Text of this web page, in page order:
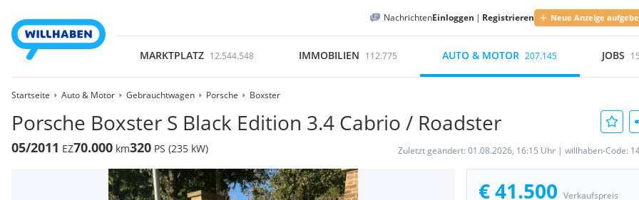
NachrichtenEinloggen | Registrieren Neue Anzeige
MARKTPLATZ 12.544.548 IMMOBILIEN 112.775 AUTO & MOTOR 207.145 JOBS
Startseite Auto & Motor Gebrauchtwagen Porsche Boxster
Porsche Boxster S Black Edition 3.4 Cabrio / Roadster
05/2011 EZ70.000 km320 PS (235 kW) Zuletzt geändert: 01.08.2026, 16:15 Uhr | willhaben-Code:
€ 41.500 Verkaufspreis